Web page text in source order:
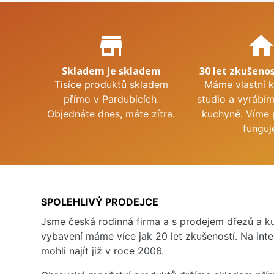
Proč nakupovat u nás?
store_mall_directory
Skladem je skladem
Tisíce produktů skladem
přímo v Pardubicích.
Objednáte dnes, máte zítra.
home
30 let
Máme vlastní
studio a
kuchyně. Víme
SPOLEHLIVÝ PRODEJCE
Jsme česká rodinná firma a s prodejem dřezů a
vybavení máme více jak 20 let zkušeností. Na
mohli najít již v roce 2006.